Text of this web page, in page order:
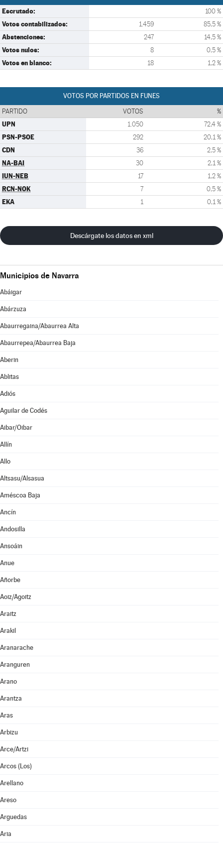
Escrutado: 100 %
Votos contabilizados: 1.459 85,5 %
Abstenciones: 247 14,5 %
Votos nulos: 8 0,5 %
Votos en blanco: 18 1,2 %
VOTOS POR PARTIDOS EN FUNES
PARTIDO VOTOS %
UPN 1.050 72,4 %
PSN-PSOE 292 20,1 %
CDN 36 2,5 %
NA-BAI 30 2,1 %
IUN-NEB 17 1,2 %
RCN-NOK 7 0,5 %
EKA 1 0,1 %
Descárgate los datos en xml
Municipios de Navarra
Abáigar
Abárzuza
Abaurregaina/Abaurrea Alta
Abaurrepea/Abaurrea Baja
Aberin
Ablitas
Adiós
Aguilar de Codés
Aibar/Oibar
Allín
Allo
Altsasu/Alsasua
Améscoa Baja
Ancín
Andosilla
Ansoáin
Anue
Añorbe
Aoiz/Agoitz
Araitz
Arakil
Aranarache
Aranguren
Arano
Arantza
Aras
Arbizu
Arce/Artzi
Arcos (Los)
Arellano
Areso
Arguedas
Aria